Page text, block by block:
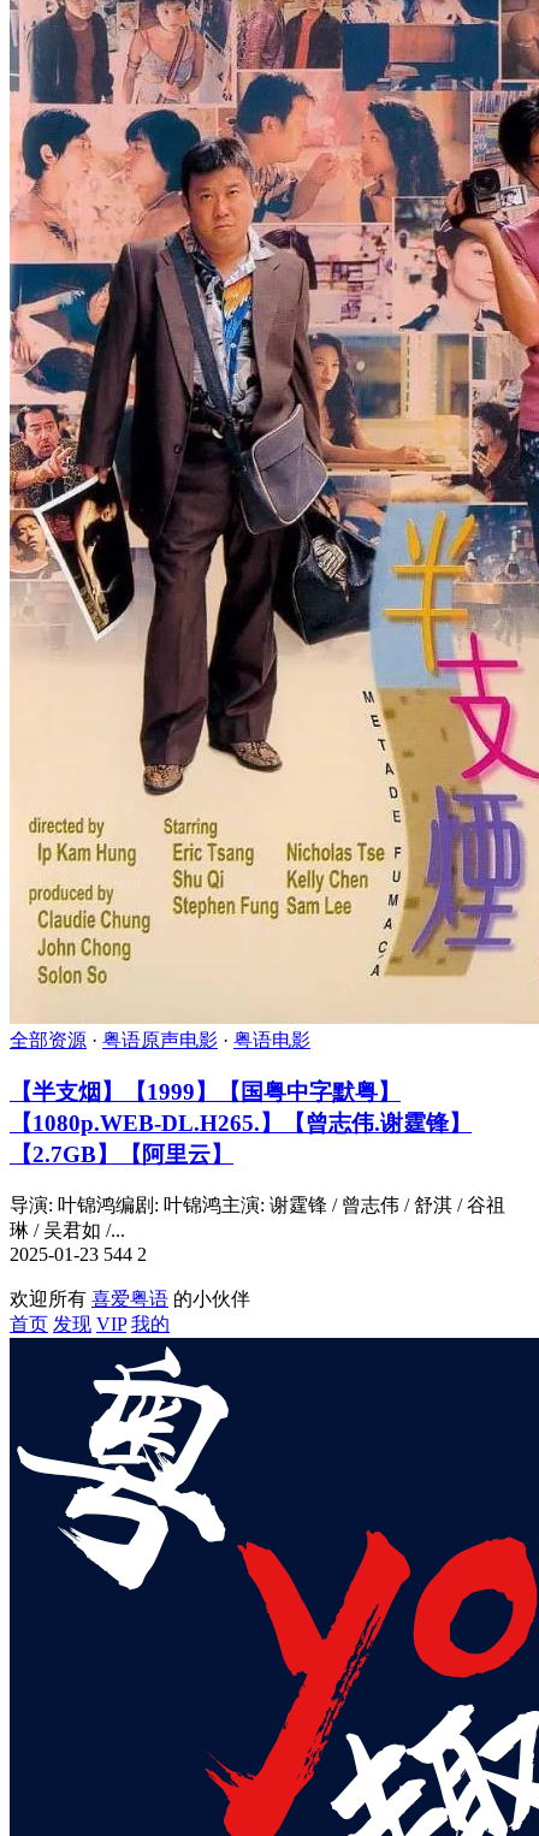
全部资源 · 粤语原声电影 · 粤语电影
【半支烟】【1999】【国粤中字默粤】
【1080p.WEB-DL.H265.】【曾志伟.谢霆锋】
【2.7GB】【阿里云】
导演: 叶锦鸿编剧: 叶锦鸿主演: 谢霆锋 / 曾志伟 / 舒淇 / 谷祖
琳 / 吴君如 /...
2025-01-23 544 2
欢迎所有 喜爱粤语 的小伙伴
首页 发现 VIP 我的